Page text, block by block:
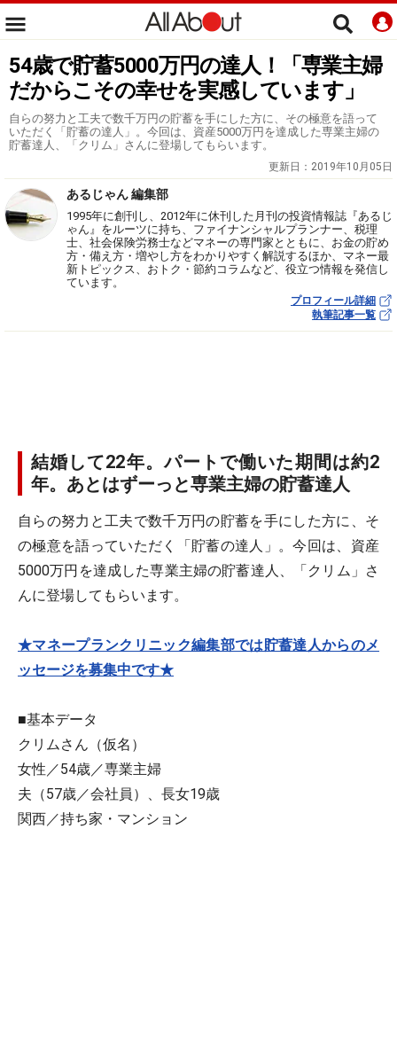
54歳で貯蓄5000万円の達人！「専業主婦
だからこその幸せを実感しています」
自らの努力と工夫で数千万円の貯蓄を手にした方に、その極意を語って
いただく「貯蓄の達人」。今回は、資産5000万円を達成した専業主婦の
貯蓄達人、「クリム」さんに登場してもらいます。
更新日： 2019年10月05日
あるじゃん 編集部
1995年に創刊し、2012年に休刊した月刊の投資情報誌『あるじ
ゃん』をルーツに持ち、ファイナンシャルプランナー、税理
士、社会保険労務士などマネーの専門家とともに、お金の貯め
方・備え方・増やし方をわかりやすく解説するほか、マネー最
新トピックス、おトク・節約コラムなど、役立つ情報を発信し
ています。
プロフィール詳細
執筆記事一覧
結婚して22年。パートで働いた期間は約2
年。あとはずーっと専業主婦の貯蓄達人
自らの努力と工夫で数千万円の貯蓄を手にした方に、そ
の極意を語っていただく「貯蓄の達人」。今回は、資産
5000万円を達成した専業主婦の貯蓄達人、「クリム」さ
んに登場してもらいます。
★マネープランクリニック編集部では貯蓄達人からのメ
ッセージを募集中です★
■基本データ
クリムさん（仮名）
女性／54歳／専業主婦
夫（57歳／会社員）、長女19歳
関西／持ち家・マンション